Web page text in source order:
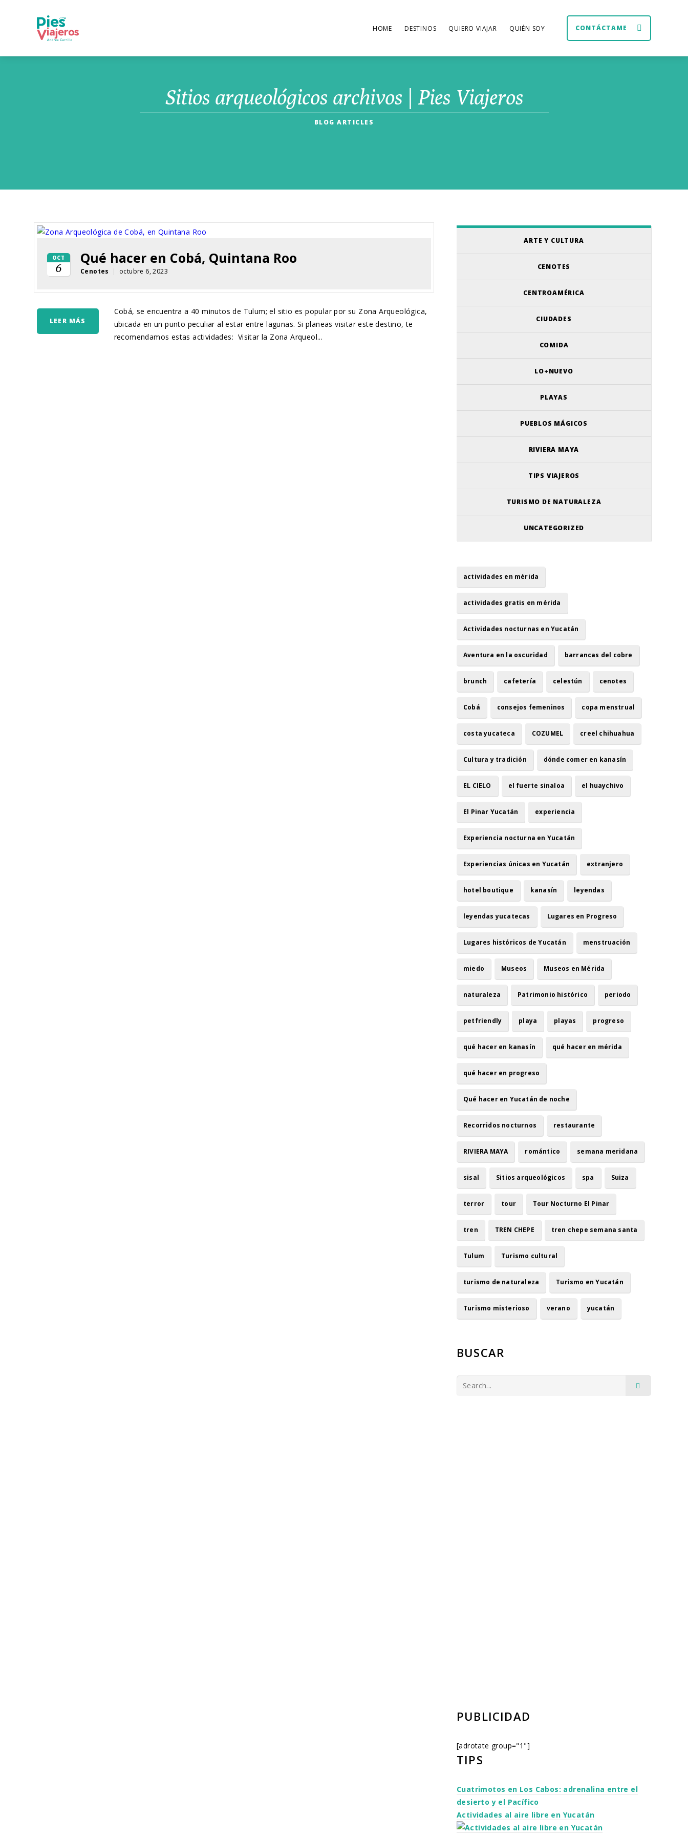
CONTÁCTAME
HOME DESTINOS QUIERO VIAJAR QUIÉN SOY
Sitios arqueológicos archivos | Pies Viajeros
BLOG ARTICLES
OCT
6
Qué hacer en Cobá, Quintana Roo
Cenotes | octubre 6, 2023
LEER MÁS
Cobá, se encuentra a 40 minutos de Tulum; el sitio es popular por su Zona Arqueológica,
ubicada en un punto peculiar al estar entre lagunas. Si planeas visitar este destino, te
recomendamos estas actividades: Visitar la Zona Arqueol...
ARTE Y CULTURA
CENOTES
CENTROAMÉRICA
CIUDADES
COMIDA
LO+NUEVO
PLAYAS
PUEBLOS MÁGICOS
RIVIERA MAYA
TIPS VIAJEROS
TURISMO DE NATURALEZA
UNCATEGORIZED
actividades en mérida
actividades gratis en mérida
Actividades nocturnas en Yucatán
Aventura en la oscuridad barrancas del cobre
brunch cafetería celestún cenotes
Cobá consejos femeninos copa menstrual
costa yucateca COZUMEL creel chihuahua
Cultura y tradición dónde comer en kanasín
EL CIELO el fuerte sinaloa el huaychivo
El Pinar Yucatán experiencia
Experiencia nocturna en Yucatán
Experiencias únicas en Yucatán extranjero
hotel boutique kanasín leyendas
leyendas yucatecas Lugares en Progreso
Lugares históricos de Yucatán menstruación
miedo Museos Museos en Mérida
naturaleza Patrimonio histórico periodo
petfriendly playa playas progreso
qué hacer en kanasín qué hacer en mérida
qué hacer en progreso
Qué hacer en Yucatán de noche
Recorridos nocturnos restaurante
RIVIERA MAYA romántico semana meridana
sisal Sitios arqueológicos spa Suiza
terror tour Tour Nocturno El Pinar
tren TREN CHEPE tren chepe semana santa
Tulum Turismo cultural
turismo de naturaleza Turismo en Yucatán
Turismo misterioso verano yucatán
BUSCAR
PUBLICIDAD
[adrotate group="1"]
TIPS
Cuatrimotos en Los Cabos: adrenalina entre el
desierto y el Pacífico
Actividades al aire libre en Yucatán